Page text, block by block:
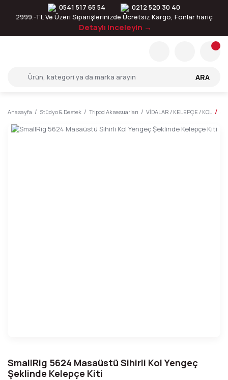
0541 517 65 54
0212 520 30 40
2999.-TL Ve Üzeri Siparişlerinizde Ücretsiz Kargo, Fonlar hariç
Detaylı inceleyin →
ARA
Anasayfa Stüdyo & Destek Tripod Aksesuarları VİDALAR / KELEPÇE / KOL
SmallRig 5624 Masaüstü Sihirli Kol Yengeç
Şeklinde Kelepçe Kiti